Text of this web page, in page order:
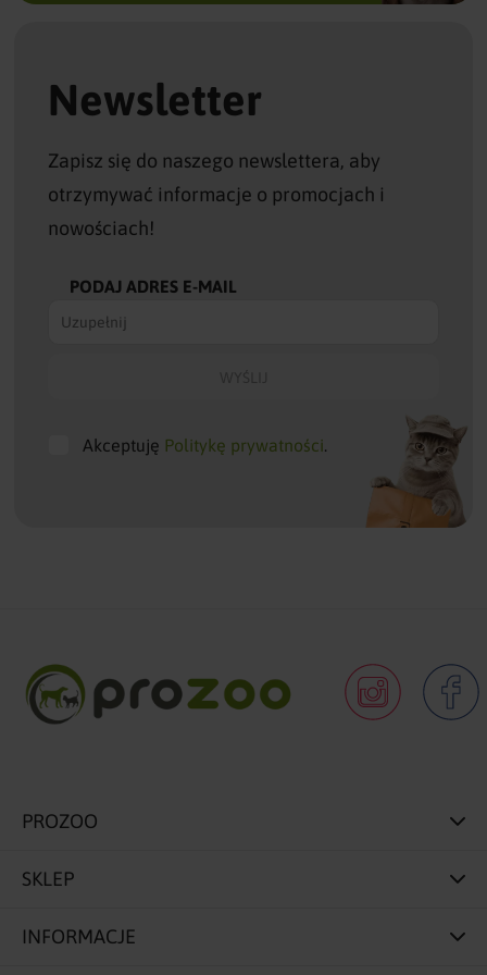
Newsletter
Zapisz się do naszego newslettera, aby
otrzymywać informacje o promocjach i
nowościach!
PODAJ ADRES E-MAIL
Akceptuję Politykę prywatności.
SKLEP
INFORMACJE
PROZOO